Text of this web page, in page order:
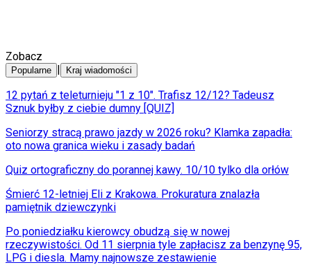
Numerologia
Kody rabatowe
gazetaprawna.pl
INFOR.pl
ZdrowieGO.pl
Zobacz
Popularne | Kraj wiadomości
12 pytań z teleturnieju "1 z 10". Trafisz 12/12? Tadeusz
Sznuk byłby z ciebie dumny [QUIZ]
Seniorzy stracą prawo jazdy w 2026 roku? Klamka zapadła:
oto nowa granica wieku i zasady badań
Quiz ortograficzny do porannej kawy. 10/10 tylko dla orłów
Śmierć 12-letniej Eli z Krakowa. Prokuratura znalazła
pamiętnik dziewczynki
Po poniedziałku kierowcy obudzą się w nowej
rzeczywistości. Od 11 sierpnia tyle zapłacisz za benzynę 95,
LPG i diesla. Mamy najnowsze zestawienie